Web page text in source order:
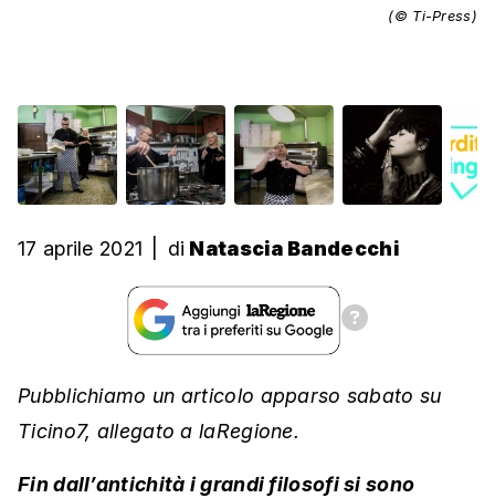
(© Ti-Press)
17 aprile 2021 di Natascia Bandecchi
Pubblichiamo un articolo apparso sabato su
Ticino7, allegato a laRegione.
Fin dall’antichità i grandi filosofi si sono